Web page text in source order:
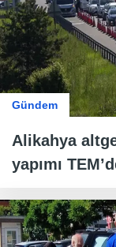
Gündem
Alikahya
yapımı